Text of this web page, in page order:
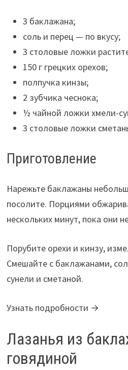
3 баклажана;
соль и перец — по вкусу;
3 столовые ложки
150 г грецких орехов;
полпучка кинзы;
2 зубчика чеснока;
½ чайной ложки хмели-
3 столовые ложки
Приготовление
Нарежьте баклажаны
посолите. Порциями
нескольких минут, пока они
Порубите орехи и кинзу,
Смешайте с баклажанами,
сунели и сметаной.
Узнать подробности →
Лазанья из
говядиной